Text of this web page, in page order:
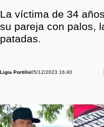
La víctima de 34
su pareja con palos,
patadas.
Ligia Portillo05/12/2023 16:40